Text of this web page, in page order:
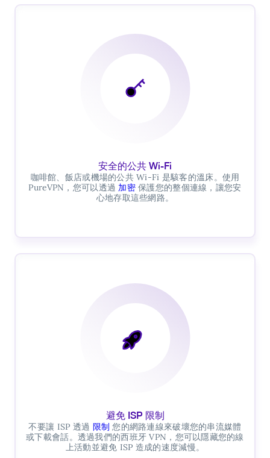
安全的公共 Wi-Fi
咖啡館、飯店或機場的公共 Wi-Fi 是駭客的溫床。使用
PureVPN，您可以透過 加密保護您的整個連線，讓您安
心地存取這些網路。
避免 ISP 限制
不要讓 ISP 透過 限制您的網路連線來破壞您的串流媒體
或下載會話。透過我們的西班牙 VPN，您可以隱藏您的線
上活動並避免 ISP 造成的速度減慢。